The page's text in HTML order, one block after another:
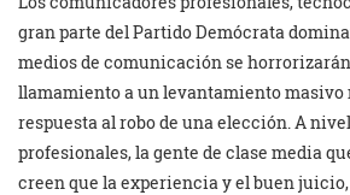
gran parte del Partido Demócrata
medios de comunicación se
llamamiento a un levantamiento masivo
respuesta al robo de una elección. A
profesionales, la gente de clase media
creen que la experiencia y el buen